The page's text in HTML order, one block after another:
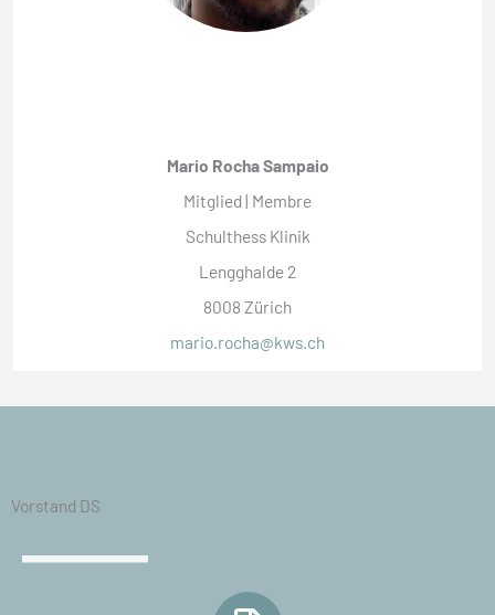
Mario Rocha Sampaio
Mitglied | Membre
Schulthess Klinik
Lengghalde 2
8008 Zürich
mario.rocha@kws.ch
Vorstand DS